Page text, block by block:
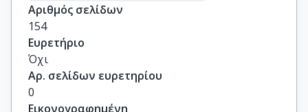
Αριθμός σελίδων
154
Ευρετήριο
Όχι
Αρ. σελίδων ευρετηρίου
0
Εικονογραφημένη